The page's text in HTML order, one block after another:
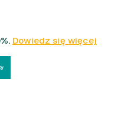
Dowiedz się więcej